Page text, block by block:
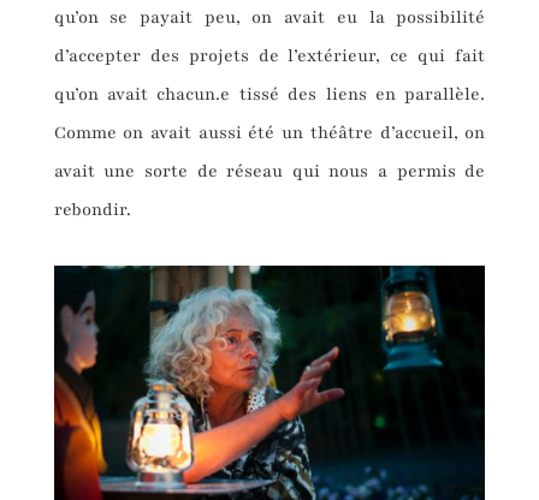
qu’on se payait peu, on avait eu la possibilité
d’accepter des projets de l’extérieur, ce qui fait
qu’on avait chacun.e tissé des liens en parallèle.
Comme on avait aussi été un théâtre d’accueil, on
avait une sorte de réseau qui nous a permis de
rebondir.